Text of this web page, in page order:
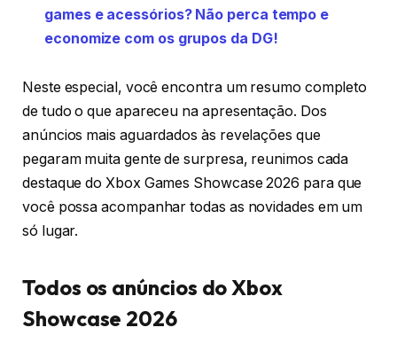
games e acessórios? Não perca tempo e
economize com os grupos da DG!
Neste especial, você encontra um resumo completo
de tudo o que apareceu na apresentação. Dos
anúncios mais aguardados às revelações que
pegaram muita gente de surpresa, reunimos cada
destaque do Xbox Games Showcase 2026 para que
você possa acompanhar todas as novidades em um
só lugar.
Todos os anúncios do Xbox
Showcase 2026